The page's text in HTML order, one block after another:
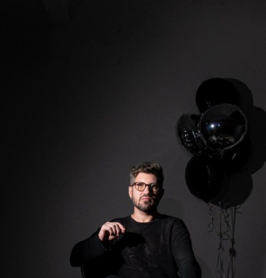
Com mais de 50 anos de atuação, a ANCORD (Associação
Nacional das Corretoras e Distribuidoras de Títulos e
Valores Mobiliários, Câmbio e Mercadorias) se
consolidou como a mais representativa Associação da
Indústria de Intermediação. É também reconhecida pela
qualidade de suas iniciativas educacionais e, por conta de
sua experiência, modernos processos e constantes
investimentos em tecnologia, se tornou uma referência
do mercado financeiro e de capitais como Entidade
Certificadora e Credenciadora.
Sobre a Agrinvest Commodities
A Agrinvest Commodities é referência em inteligência de